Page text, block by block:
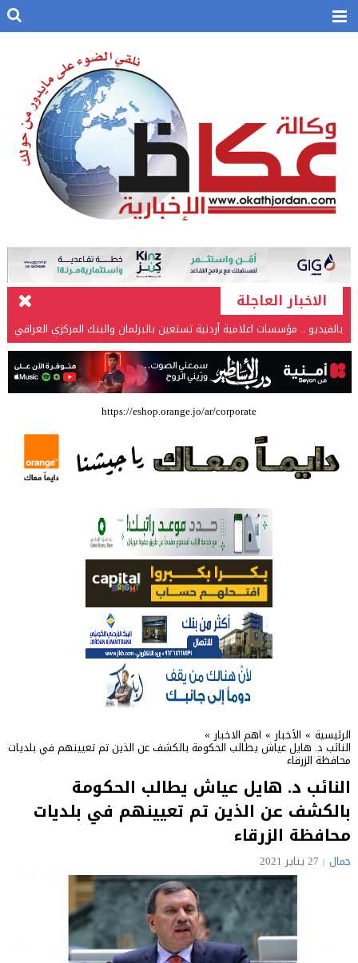
الاخبار العاجلة
بالفيديو .. مؤسسات اعلامية أردنية تستعين بالبرلمان والبنك المركزي العراقي
في قضيتها مع طارق الحسن
بالفيديو .. إرادة القائد ثم التعليم ثم الصناعة والزراعة قذفت ببنجلاديش خلال
عشرين عاما من دخل الفرد ٤٠٠$ سنويا الى ٦٠٠٠ $ ، فهل نستطيع ؟؟؟؟؟
شركة تسابيح للسياحة والسفر تسير اول رحلة لحجاج بيت الله الحرام عبر مطار
الملكة علياء الدولي – صور
العلمية الثقافية الأردنية
حملة للتبرع بالدم في جامعة الزيتونة الأردنية
https://eshop.orange.jo/ar/corporate
الرئيسية » الأخبار » اهم الاخبار »
النائب د. هايل عياش يطالب الحكومة بالكشف عن الذين تم تعيينهم في بلديات
محافظة الزرقاء
النائب د. هايل عياش يطالب الحكومة
بالكشف عن الذين تم تعيينهم في بلديات
محافظة الزرقاء
جمال 27 يناير 2021